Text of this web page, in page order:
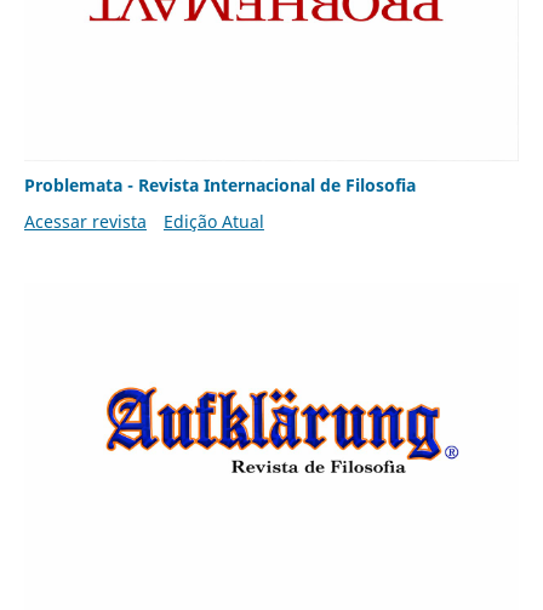
Problemata - Revista Internacional de Filosofia
Acessar revista
Edição Atual